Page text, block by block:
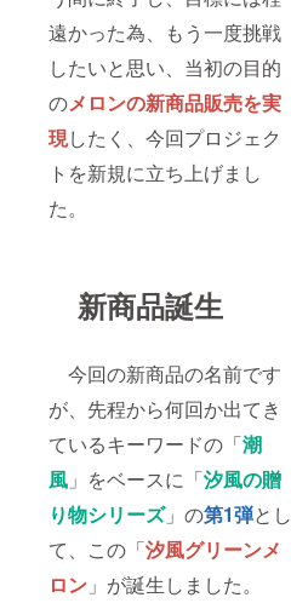
遠かった為、もう一度挑戦
したいと思い、当初の目的
のメロンの新商品販売を実
現したく、今回プロジェク
トを新規に立ち上げまし
た。
新商品誕生
今回の新商品の名前です
が、先程から何回か出てき
ているキーワードの「潮
風 」をベースに「汐風の贈
り物シリーズ」の第1弾とし
て、この「汐風グリーンメ
ロン 」が誕生しました。